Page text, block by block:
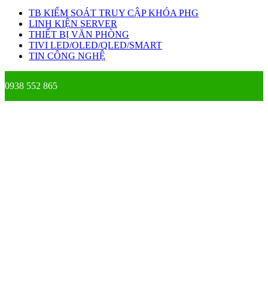
TB KIỂM SOÁT TRUY CẬP KHÓA PHG
LINH KIỆN SERVER
THIẾT BỊ VĂN PHÒNG
TIVI LED/OLED/QLED/SMART
TIN CÔNG NGHỆ
0938 552 865